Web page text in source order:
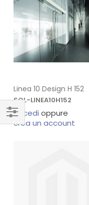
Linea 10 Design H 152
SOL-LINEA10H152
Accedi oppure
crea un account